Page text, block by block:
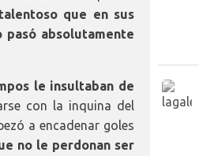
que en sus
absolutamente
le insultaban de
con la inquina del
a encadenar goles
no le perdonan ser